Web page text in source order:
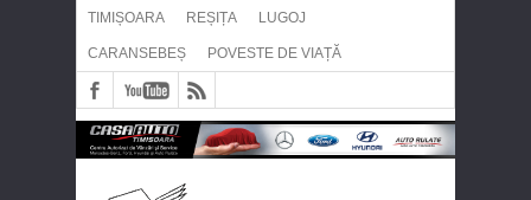
TIMIȘOARA REȘIȚA LUGOJ
CARANSEBEȘ POVESTE DE VIAȚĂ